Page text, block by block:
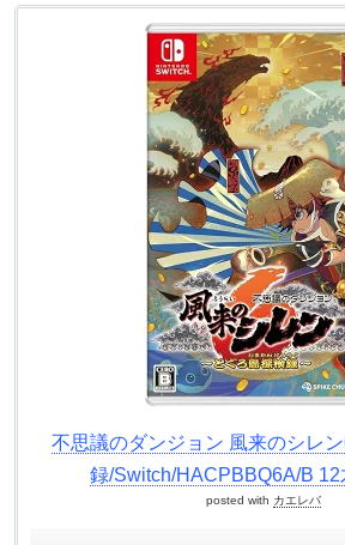
不思議のダンジョン 風来のシレ
録/Switch/HACPBBQ6A/B 12
posted with カエレバ